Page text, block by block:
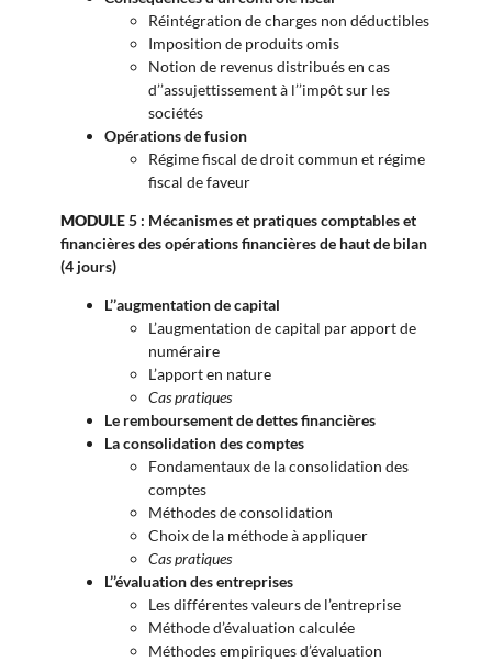
Réintégration de charges non déductibles
Imposition de produits omis
Notion de revenus distribués en cas
d’’assujettissement à l’’impôt sur les
sociétés
Opérations de fusion
Régime fiscal de droit commun et régime
fiscal de faveur
MODULE5 : Mécanismes et pratiques comptables et
financières des opérations financières de haut de bilan
(4 jours)
L’’augmentation de capital
L’augmentation de capital par apport de
numéraire
L’apport en nature
Cas pratiques
Le remboursement de dettes financières
La consolidation des comptes
Fondamentaux de la consolidation des
comptes
Méthodes de consolidation
Choix de la méthode à appliquer
Cas pratiques
L’’évaluation des entreprises
Les différentes valeurs de l’entreprise
Méthode d’évaluation calculée
Méthodes empiriques d’évaluation